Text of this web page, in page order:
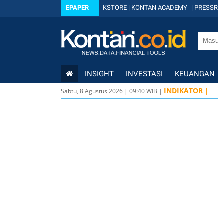
EPAPER KSTORE | KONTAN ACADEMY |
INSIGHT INVESTASI KEUANGAN
Sabtu, 8 Agustus 2026 | 09:40WIB | INDIKATOR |